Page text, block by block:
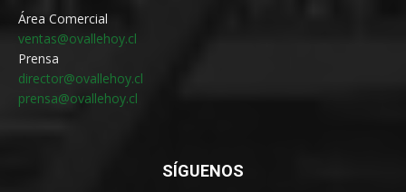
Área Comercial
ventas@ovallehoy.cl
Prensa
director@ovallehoy.cl
prensa@ovallehoy.cl
SÍGUENOS